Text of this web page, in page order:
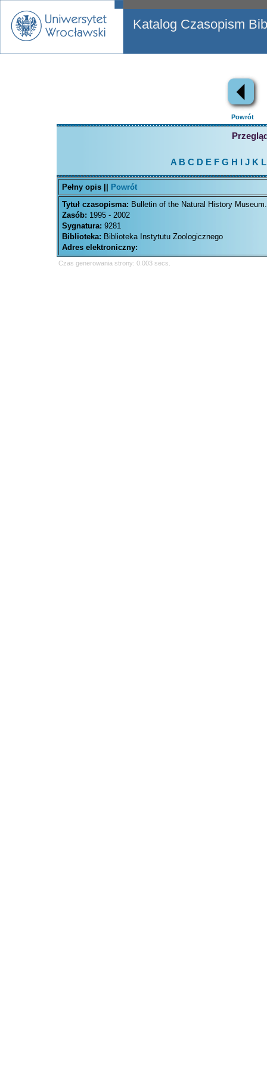
Katalog Czasopism
Powrót
A B C D EFG H J K L
Pełny opis ||
Powrót
Tytuł czasopisma: Bulletin of the Natural History
Zasób: 1995 - 2002
Sygnatura: 9281
Biblioteka: Biblioteka Instytutu Zoologicznego
Adres elektroniczny:
Czas generowania strony: 0.003 secs.